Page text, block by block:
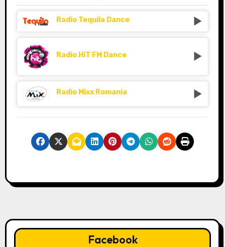
Radio Tequila Dance
Radio HiT FM Dance
Radio Mixx Romania
Facebook